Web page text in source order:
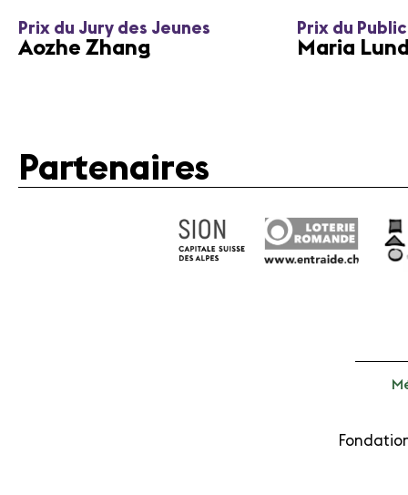
Prix du Jury des Jeunes
Aozhe Zhang
Prix du Public
Maria
Partenaires